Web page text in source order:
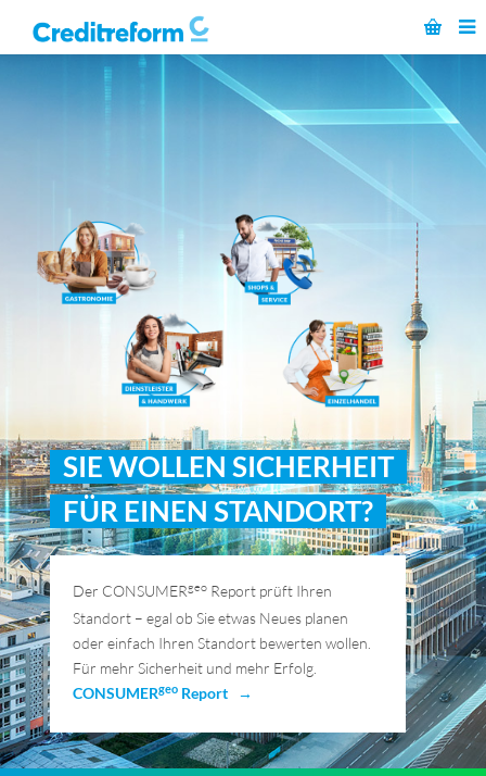
Der CONSUMERgeo Report prüft Ihren
Standort – egal ob Sie etwas Neues planen
oder einfach Ihren Standort bewerten wollen.
Für mehr Sicherheit und mehr Erfolg.
CONSUMERgeo Report →
FÜR EINEN STANDORT?
SIE WOLLEN SICHERHEIT